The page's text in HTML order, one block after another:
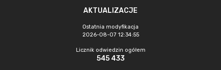
AKTUALIZACJE
Ostatnia modyfikacja
2026-08-07 12:34:55
Licznik odwiedzin ogółem
545 433